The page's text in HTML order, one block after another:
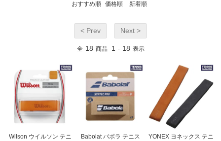
おすすめ順 価格順 新着順
< Prev Next >
全 18 商品 1 - 18 表示
Wilson ウイルソン テニ
Babolat バボラ テニス
YONEX ヨネックス テニ